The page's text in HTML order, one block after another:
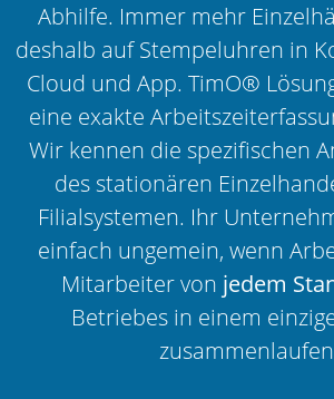
Abhilfe. Immer mehr
deshalb auf Stempeluhren in
Cloud und App. TimO®
eine exakte
Wir kennen die spezifischen
des stationären
Filialsystemen. Ihr
einfach ungemein, wenn
Mitarbeiter von jedem
Betriebes in einem